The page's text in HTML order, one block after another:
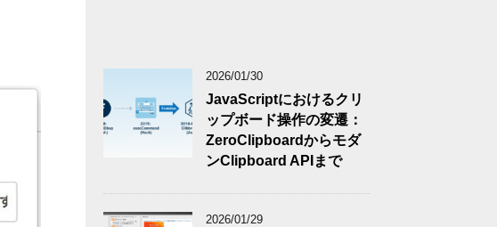
2026/01/30
JavaScriptにおけるクリ
ップボード操作の変遷：
ZeroClipboardからモダ
ンClipboard APIまで
2026/01/29